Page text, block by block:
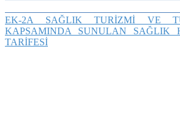
EK-2A SAĞLIK TURİZMİ VE
KAPSAMINDA SUNULAN SAĞLIK
TARİFESİ